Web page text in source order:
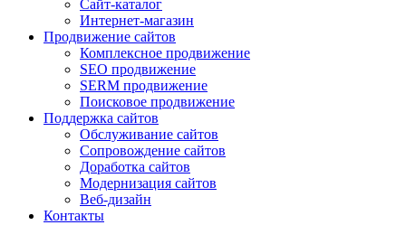
Сайт-каталог
Интернет-магазин
Продвижение сайтов
Комплексное продвижение
SEO продвижение
SERM продвижение
Поисковое продвижение
Поддержка сайтов
Обслуживание сайтов
Сопровождение сайтов
Доработка сайтов
Модернизация сайтов
Веб-дизайн
Контакты